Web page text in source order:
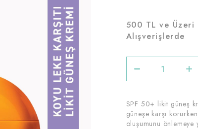
500 TL ve Üzeri
Alışverişlerde
SPF 50+ likit güneş
güneşe karşı
oluşumunu önlemeye